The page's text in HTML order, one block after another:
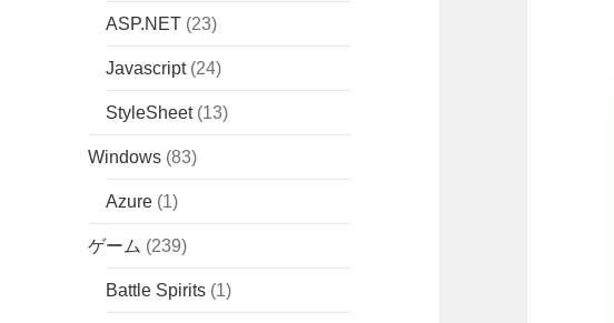
ASP.NET (23)
Javascript(24)
StyleSheet(13)
Windows (83)
Azure (1)
ゲーム (239)
Battle Spirits (1)